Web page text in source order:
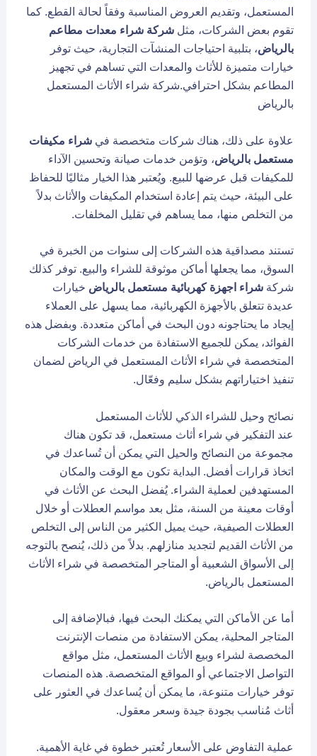
المستعمل، وتقديم العروض المناسبة وفقاً لحالة القطع. كما
تقوم بعض الشركات، مثل شركة شراء معدات مطاعم
بالرياض، بتلبية احتياجات المنشآت التجارية، حيث توفر
خيارات متميزة للأثاث والمعدات التي تساهم في تجهيز
المطاعم بشكل احترافي.شركة شراء الأثاث المستعمل
بالرياض
علاوة على ذلك، هناك شركات متخصصة في شراء مكيفات
مستعمل بالرياض، وتؤمن خدمات صيانة وتحسين الآداء
للمكيفات قبل عرضها للبيع. ويُعتبر هذا الخيار مثاليًا للحفاظ
على البيئة، حيث يتم إعادة استخدام المكيفات والأثاث بدلاً
من التخلص منها، مما يساهم في تقليل المخلفات.
تستند مصداقية هذه الشركات إلى سنوات من الخبرة في
السوق، مما يجعلها أماكن موثوقة للشراء والبيع. توفر كذلك
شركة شراء اجهزة كهربائية مستعمل بالرياض خيارات
عديدة تتعلق بالأجهزة الكهربائية، مما يسهل على العملاء
إيجاد ما يحتاجونه دون البحث في أماكن متعددة. وبفضل هذه
الفوائد، يمكن للجميع الاستفادة من خدمات الشركات
المتخصصة في شراء الأثاث المستعمل في الرياض لضمان
تنفيذ اختياراتهم بشكل سليم وفعّال.
نصائح وحيل للشراء الذكي للأثاث المستعمل
عند التفكير في شراء أثاث مستعمل، قد تكون هناك
مجموعة من النصائح والحيل التي يمكن أن تُساعدك في
اتخاذ قرارات أفضل. البداية تكون مع الوقت والمكان
المستهدفين لعملية الشراء. يُفضل البحث عن الأثاث في
أوقات معينة من السنة، مثل بعد مواسم العطلات أو خلال
العطلات الصيفية، حيث يميل الكثير من الناس إلى التخلص
من الأثاث القديم لتجديد منازلهم. بدلاً من ذلك، يُنصح بالتوجه
إلى الأسواق الشعبية أو المتاجر المتخصصة في شراء الأثاث
المستعمل بالرياض.
أما عن الأماكن التي يمكنك البحث فيها، فبالإضافة إلى
المتاجر المحلية، يمكن الاستفادة من منصات الإنترنت
المخصصة لشراء وبيع الأثاث المستعمل، مثل مواقع
التواصل الاجتماعي أو المواقع المتخصصة. هذه المنصات
توفر خيارات متنوعة، ما يمكن أن يُساعدك في العثور على
أثاث مُناسب بجودة جيدة وسعر معقول.
عملية التفاوض على الأسعار تُعتبر خطوة في غاية الأهمية.